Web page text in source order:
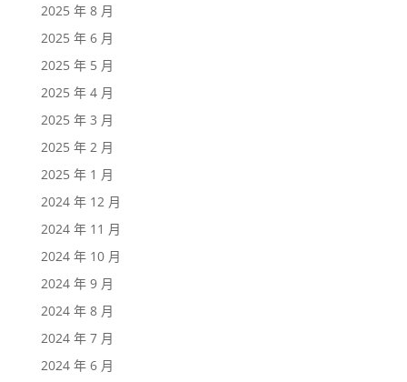
2025 年 8 月
2025 年 6 月
2025 年 5 月
2025 年 4 月
2025 年 3 月
2025 年 2 月
2025 年 1 月
2024 年 12 月
2024 年 11 月
2024 年 10 月
2024 年 9 月
2024 年 8 月
2024 年 7 月
2024 年 6 月